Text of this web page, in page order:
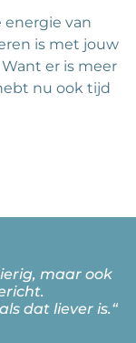
energie van
is met jouw
er is meer
nu ook tijd
maar ook
dat liever is.“